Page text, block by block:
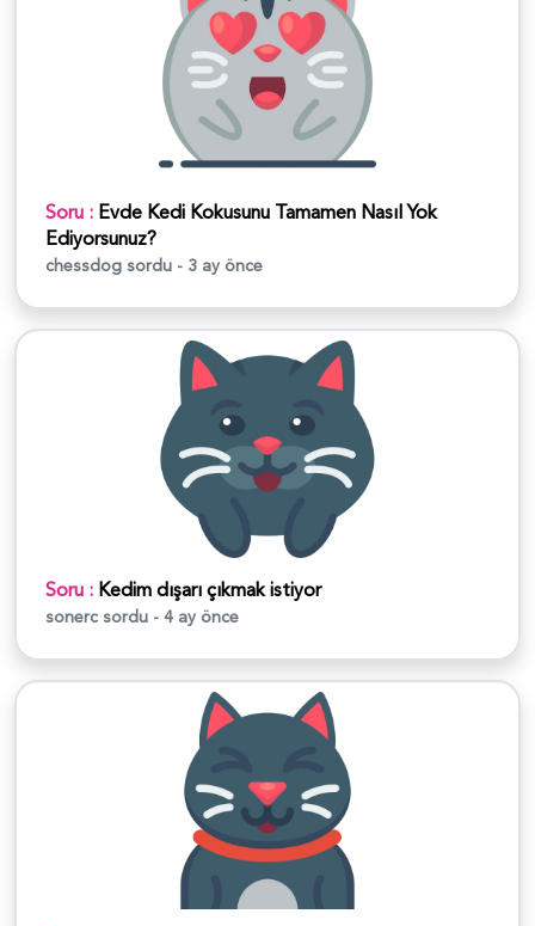
Soru : Evde Kedi Kokusunu Tamamen Nasıl Yok
Ediyorsunuz?
chessdog sordu - 3 ay önce
Soru : Kedim dışarı çıkmak istiyor
sonerc sordu - 4 ay önce